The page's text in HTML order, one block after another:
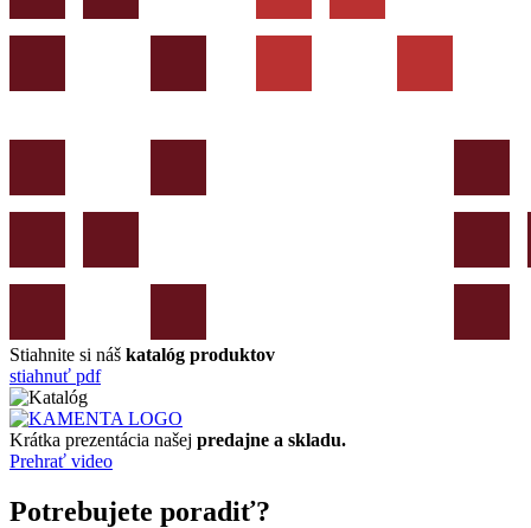
Stiahnite si náš katalóg produktov
stiahnuť pdf
Krátka prezentácia našej predajne a skladu.
Prehrať video
Potrebujete poradiť?